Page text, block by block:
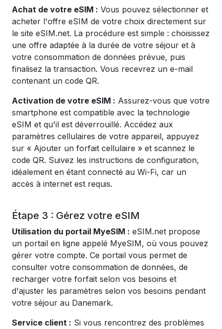
Achat de votre eSIM : Vous pouvez sélectionner et
acheter l'offre eSIM de votre choix directement sur
le site eSIM.net. La procédure est simple : choisissez
une offre adaptée à la durée de votre séjour et à
votre consommation de données prévue, puis
finalisez la transaction. Vous recevrez un e-mail
contenant un code QR.
Activation de votre eSIM : Assurez-vous que votre
smartphone est compatible avec la technologie
eSIM et qu'il est déverrouillé. Accédez aux
paramètres cellulaires de votre appareil, appuyez
sur « Ajouter un forfait cellulaire » et scannez le
code QR. Suivez les instructions de configuration,
idéalement en étant connecté au Wi-Fi, car un
accès à internet est requis.
Étape 3 : Gérez votre eSIM
Utilisation du portail MyeSIM : eSIM.net propose
un portail en ligne appelé MyeSIM, où vous pouvez
gérer votre compte. Ce portail vous permet de
consulter votre consommation de données, de
recharger votre forfait selon vos besoins et
d'ajuster les paramètres selon vos besoins pendant
votre séjour au Danemark.
Service client : Si vous rencontrez des problèmes